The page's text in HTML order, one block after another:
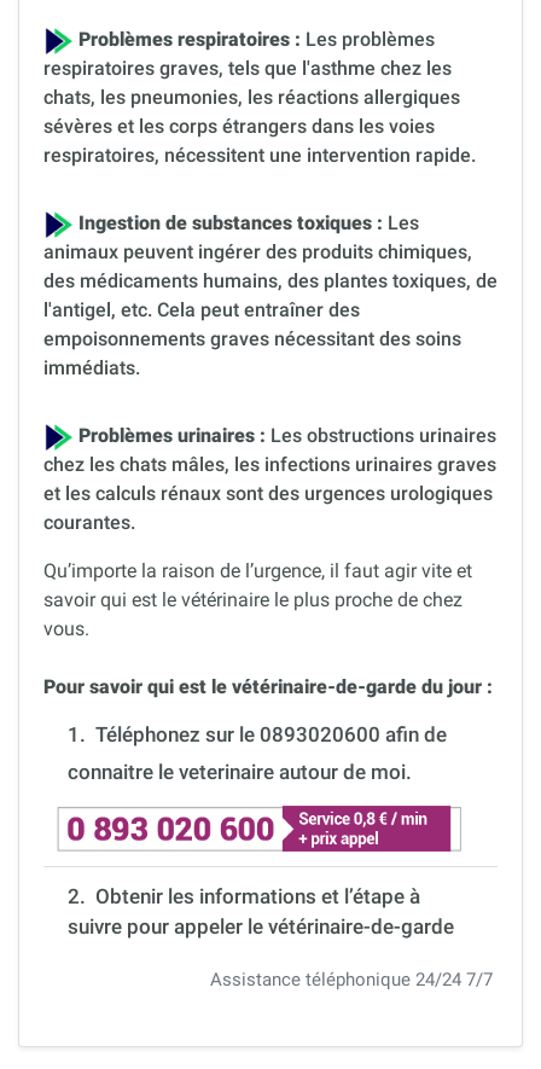
Problèmes respiratoires : Les problèmes
respiratoires graves, tels que l'asthme chez les
chats, les pneumonies, les réactions allergiques
sévères et les corps étrangers dans les voies
respiratoires, nécessitent une intervention rapide.
Ingestion de substances toxiques : Les
animaux peuvent ingérer des produits chimiques,
des médicaments humains, des plantes toxiques, de
l'antigel, etc. Cela peut entraîner des
empoisonnements graves nécessitant des soins
immédiats.
Problèmes urinaires : Les obstructions urinaires
chez les chats mâles, les infections urinaires graves
et les calculs rénaux sont des urgences urologiques
courantes.
Qu’importe la raison de l’urgence, il faut agir vite et
savoir qui est le vétérinaire le plus proche de chez
vous.
Pour savoir qui est le vétérinaire-de-garde du jour :
1. Téléphonez sur le 0893020600 afin de
connaitre le veterinaire autour de moi.
2. Obtenir les informations et l’étape à
suivre pour appeler le vétérinaire-de-garde
Assistance téléphonique 24/24 7/7